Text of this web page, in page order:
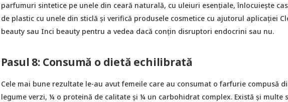
parfumuri sintetice pe unele din ceară naturală, cu uleiuri esențiale, înlocuiește
de plastic cu unele din sticlă și verifică produsele cosmetice cu ajutorul aplicației
beauty sau Inci beauty pentru a vedea dacă conțin disruptori endocrini sau nu.
Pasul 8: Consumă o dietă echilibrată
Cele mai bune rezultate le-au avut femeile care au consumat o farfurie compusă
legume verzi, ¼ o proteină de calitate și ¼ un carbohidrat complex. Există și multe